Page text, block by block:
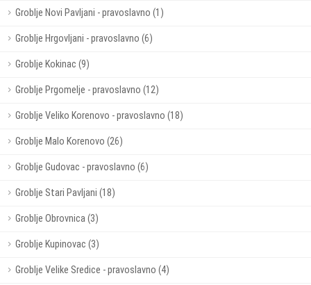
Groblje Novi Pavljani - pravoslavno (1)
Groblje Hrgovljani - pravoslavno (6)
Groblje Kokinac (9)
Groblje Prgomelje - pravoslavno (12)
Groblje Veliko Korenovo - pravoslavno (18)
Groblje Malo Korenovo (26)
Groblje Gudovac - pravoslavno (6)
Groblje Stari Pavljani (18)
Groblje Obrovnica (3)
Groblje Kupinovac (3)
Groblje Velike Sredice - pravoslavno (4)